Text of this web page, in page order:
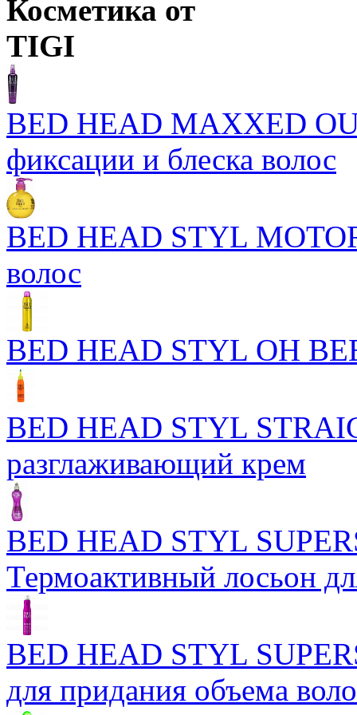
Косметика от
TIGI
BED HEAD MAXXED
фиксации и блеска волос
BED HEAD STYL
волос
BED HEAD STYL OH
BED HEAD STYL
разглаживающий крем
BED HEAD STYL
Термоактивный лосьон
BED HEAD STYL
для придания объема